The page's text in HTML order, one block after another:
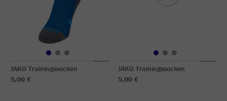
JAKO Trainingssocken
5,00 €
JAKO Trainingssocken
5,00 €